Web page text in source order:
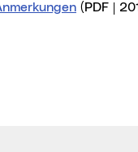
(PDF | 201